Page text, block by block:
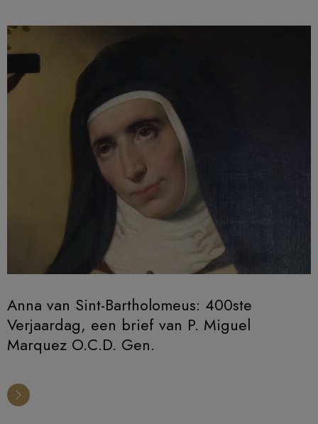
Anna van Sint-Bartholomeus: 400ste
Verjaardag, een brief van P. Miguel
Marquez O.C.D. Gen.